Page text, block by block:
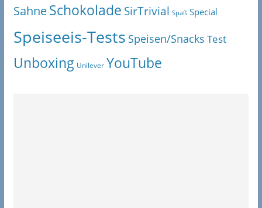
SahneSchokolade SirTrivial Spaß Special
Speiseeis-Tests Speisen/Snacks Test
Unboxing Unilever YouTube